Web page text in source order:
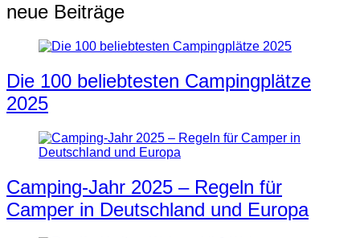
neue Beiträge
Die 100 beliebtesten Campingplätze
2025
Camping-Jahr 2025 – Regeln für
Camper in Deutschland und Europa